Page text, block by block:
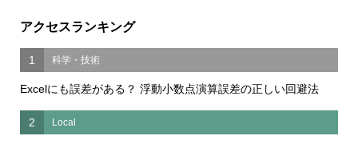
アクセスランキング
1 科学・技術
Excelにも誤差がある？ 浮動小数点演算誤差の正しい回避法
2 Local